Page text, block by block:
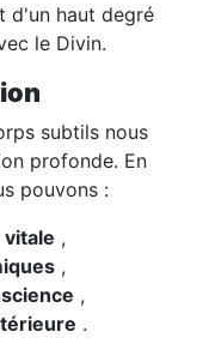
d'un haut degré
le Divin.
subtils nous
profonde. En
pouvons :
,
,
,
.